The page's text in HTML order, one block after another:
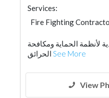
Services:
Fire Fighting
لأنظمة الحماية ومكافحة
See More
View